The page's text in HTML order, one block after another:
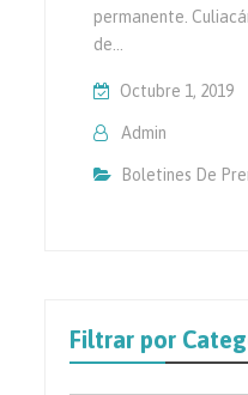
permanente.
de…
Octubre 1, 2019
Admin
Boletines De
Filtrar por